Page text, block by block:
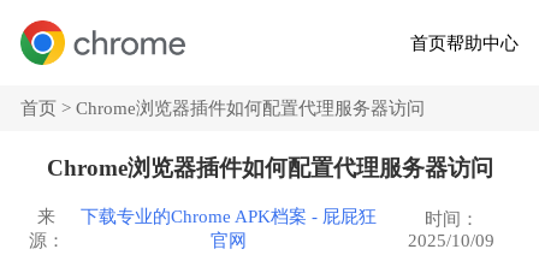
首页帮助中心
首页 >Chrome浏览器插件如何配置代理服务器访问
Chrome浏览器插件如何配置代理服务器访问
来
源：
下载专业的Chrome APK档案 - 屁屁狂
官网
时间：
2025/10/09